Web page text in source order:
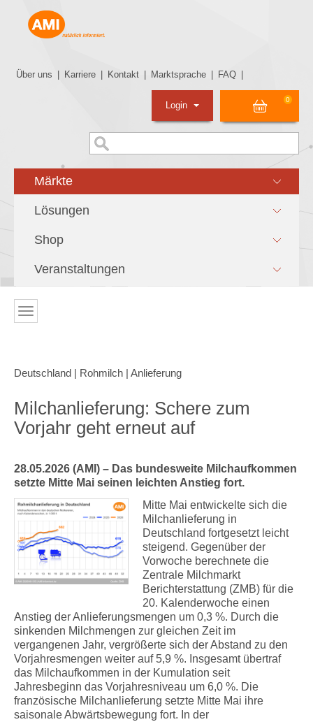
Über uns Karriere Kontakt Marktsprache FAQ
0
Login
Märkte
Lösungen
Shop
Veranstaltungen
Deutschland | Rohmilch | Anlieferung
Milchanlieferung: Schere zum
Vorjahr geht erneut auf
28.05.2026 (AMI) – Das bundesweite Milchaufkommen
setzte Mitte Mai seinen leichten Anstieg fort.
Mitte Mai entwickelte sich die
Milchanlieferung in
Deutschland fortgesetzt leicht
steigend. Gegenüber der
Vorwoche berechnete die
Zentrale Milchmarkt
Berichterstattung (ZMB) für die
20. Kalenderwoche einen
Anstieg der Anlieferungsmengen um 0,3 %. Durch die
sinkenden Milchmengen zur gleichen Zeit im
vergangenen Jahr, vergrößerte sich der Abstand zu den
Vorjahresmengen weiter auf 5,9 %. Insgesamt übertraf
das Milchaufkommen in der Kumulation seit
Jahresbeginn das Vorjahresniveau um 6,0 %. Die
französische Milchanlieferung setzte Mitte Mai ihre
saisonale Abwärtsbewegung fort. In der